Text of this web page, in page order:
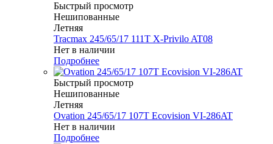
Быстрый просмотр
Нешипованные
Летняя
Tracmax 245/65/17 111T X-Privilo AT08
Нет в наличии
Подробнее
Быстрый просмотр
Нешипованные
Летняя
Ovation 245/65/17 107T Ecovision VI-286AT
Нет в наличии
Подробнее